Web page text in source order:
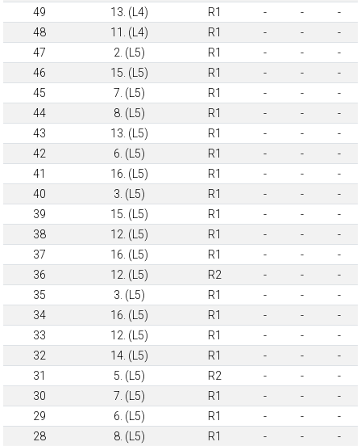
49
13. (L4) R1 - -
-
48
11. (L4) R1 - -
-
47
2. (L5) R1 - -
-
46
15. (L5) R1 - -
-
45
7. (L5) R1 - -
-
44
8. (L5) R1 - -
-
43
13. (L5) R1 - -
-
42
6. (L5) R1 - -
-
41
16. (L5) R1 - -
-
40
3. (L5) R1 - -
-
39
15. (L5) R1 - -
-
38
12. (L5) R1 - -
-
37
16. (L5) R1 - -
-
36
12. (L5) R2 - -
-
35
3. (L5) R1 - -
-
34
16. (L5) R1 - -
-
33
12. (L5) R1 - -
-
32
14. (L5) R1 - -
-
31
5. (L5) R2 - -
-
30
7. (L5) R1 - -
-
29
6. (L5) R1 - -
-
28
8. (L5) R1 - -
-